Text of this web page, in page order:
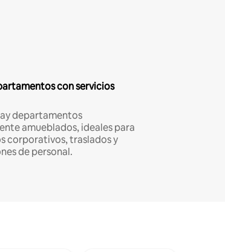
con servicios
departamentos
amueblados, ideales para
corporativos, traslados y
de personal.